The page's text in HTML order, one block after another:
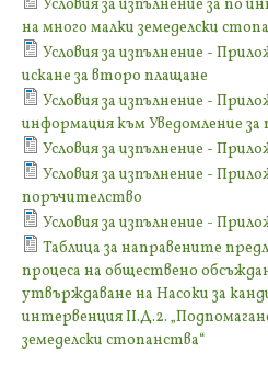
Условия за изпълнение за по
на много малки земеделски
Условия за изпълнение -
искане за второ плащане
Условия за изпълнение -
информация към Уведомление за
Условия за изпълнение -
Условия за изпълнение -
поръчителство
Условия за изпълнение -
Таблица за направените
процеса на обществено
утвърждаване на Насоки за
интервенция II.Д.2.
земеделски стопанства“